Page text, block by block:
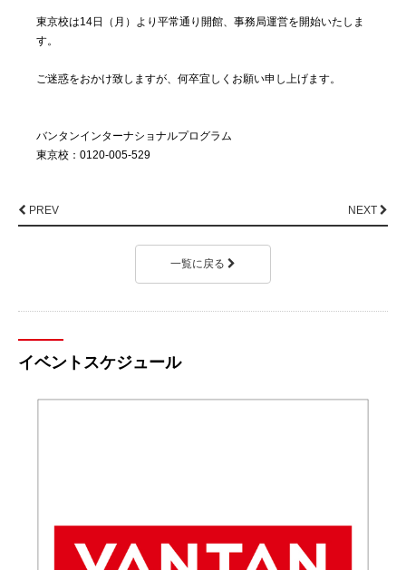
東京校は14日（月）より平常通り開館、事務局運営を開始いたしま
す。
ご迷惑をおかけ致しますが、何卒宜しくお願い申し上げます。
バンタンインターナショナルプログラム
東京校：0120-005-529
PREV NEXT
一覧に戻る
イベントスケジュール